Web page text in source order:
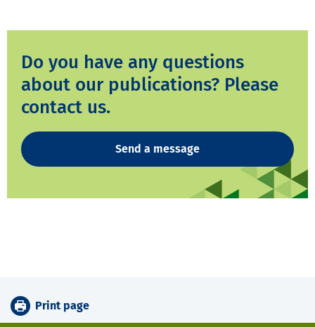
Do you have any questions
about our publications? Please
contact us.
Send a message
Print page